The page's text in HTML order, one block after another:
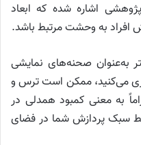
اشاره شده که ابعاد
افراد به وحشت مرتبط باشد.
به‌عنوان صحنه‌های نمایشی
می‌کنید، ممکن است ترس و
به معنی کمبود همدلی در
سبک پردازش شما در فضای